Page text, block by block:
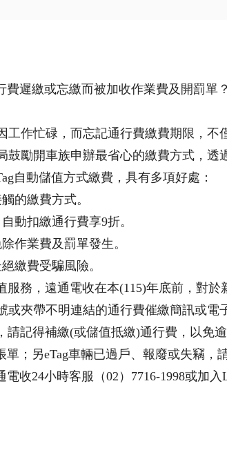
費遲繳或忘繳而被加收作業費及開罰
工作忙碌，而忘記通行費繳費期限，
勵開車族申辦最省心的繳費方式，透
自動儲值方式繳費，具有多項好處：
的繳費方式。
動扣繳通行費享9折。
作業費及罰單發生。
繳費受騙風險。
服務，遠通電收在本(115)年底前，對
或夾帶不明連結的通行費催繳簡訊或
請記得補繳(或儲值抵繳)通行費，以
；另eTag車輛已過戶、報廢或失竊，
收24小時客服（02）7716-1998或加